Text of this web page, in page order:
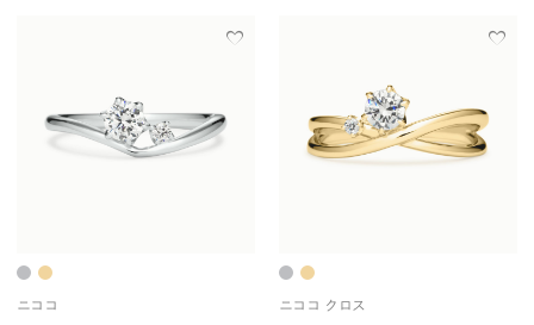
ニココ
ニココ クロス